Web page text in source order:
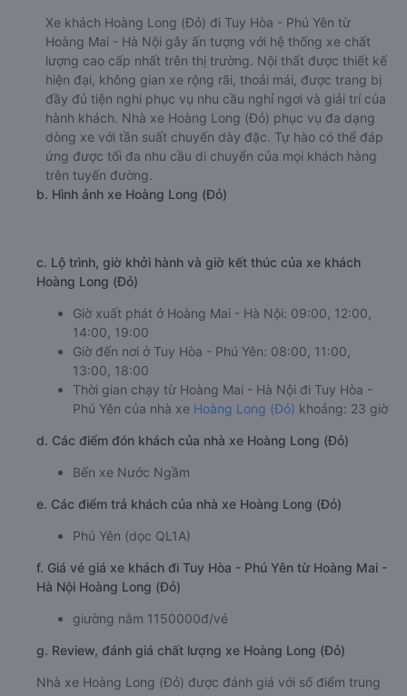
Xe khách Hoàng Long (Đỏ) đi Tuy Hòa - Phú Yên từ
Hoàng Mai - Hà Nội gây ấn tượng với hệ thống xe chất
lượng cao cấp nhất trên thị trường. Nội thất được thiết kế
hiện đại, không gian xe rộng rãi, thoải mái, được trang bị
đầy đủ tiện nghi phục vụ nhu cầu nghỉ ngơi và giải trí của
hành khách. Nhà xe Hoàng Long (Đỏ) phục vụ đa dạng
dòng xe với tần suất chuyến dày đặc. Tự hào có thể đáp
ứng được tối đa nhu cầu di chuyển của mọi khách hàng
trên tuyến đường.
b. Hình ảnh xe Hoàng Long (Đỏ)
c. Lộ trình, giờ khởi hành và giờ kết thúc của xe khách
Hoàng Long (Đỏ)
Giờ xuất phát ở Hoàng Mai - Hà Nội: 09:00, 12:00,
14:00, 19:00
Giờ đến nơi ở Tuy Hòa - Phú Yên: 08:00, 11:00,
13:00, 18:00
Thời gian chạy từ Hoàng Mai - Hà Nội đi Tuy Hòa -
Phú Yên của nhà xe Hoàng Long (Đỏ) khoảng: 23 giờ
d. Các điểm đón khách của nhà xe Hoàng Long (Đỏ)
Bến xe Nước Ngầm
e. Các điểm trả khách của nhà xe Hoàng Long (Đỏ)
Phú Yên (dọc QL1A)
f. Giá vé giá xe khách đi Tuy Hòa - Phú Yên từ Hoàng Mai -
Hà Nội Hoàng Long (Đỏ)
giường nằm 1150000đ/vé
g. Review, đánh giá chất lượng xe Hoàng Long (Đỏ)
Nhà xe Hoàng Long (Đỏ) được đánh giá với số điểm trung